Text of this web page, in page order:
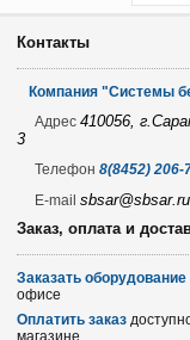
Контакты
Компания "Системы
Адрес 410056,
3
Телефон 8(8452) 206-
E-mail sbsar@sbsar.ru
Заказ, оплата и
Заказать оборудование
офисе
Оплатить заказ
магазине